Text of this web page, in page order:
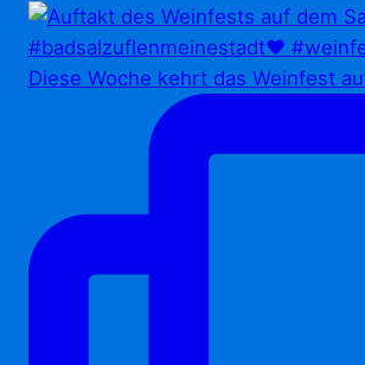
Diese Woche kehrt das Weinfest